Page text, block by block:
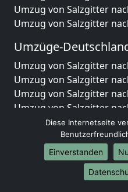
Umzug von Salzgitter
Umzug von Salzgitter
Umzüge-
Umzug von Salzgitter
Umzug von Salzgitter
Umzug von Salzgitter
Umzug von Salzgitter
Umzug von Salzgitter
Umzug von Salzgitter
Umzug von Salzgitter
Umzug von Salzgitter
Umzug von Salzgitter
Diese Internetseite
Einverstanden